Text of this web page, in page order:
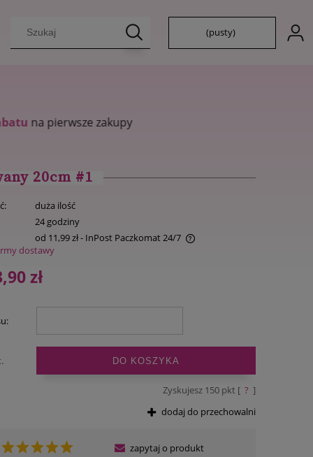
(pusty)
20cm #1
duża ilość
24 godziny
od 11,99 zł- InPost Paczkomat 24/7
Cena nie zawiera ewentualnych kosztów
płatności
dostawy
zł
DO KOSZYKA
Zyskujesz 150pkt [ ? ]
dodaj do przechowalni
zapytaj o produkt